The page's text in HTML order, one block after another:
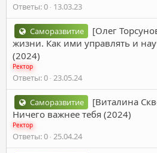
Ответы 0 13.03.23
Саморазвитие
[Олег
жизни. Как ими управлять и
(2024)
Ректор
Ответы 0 23.05.24
Саморазвитие
[Виталина
Ничего важнее тебя (2024)
Ректор
Ответы 0 25.04.24